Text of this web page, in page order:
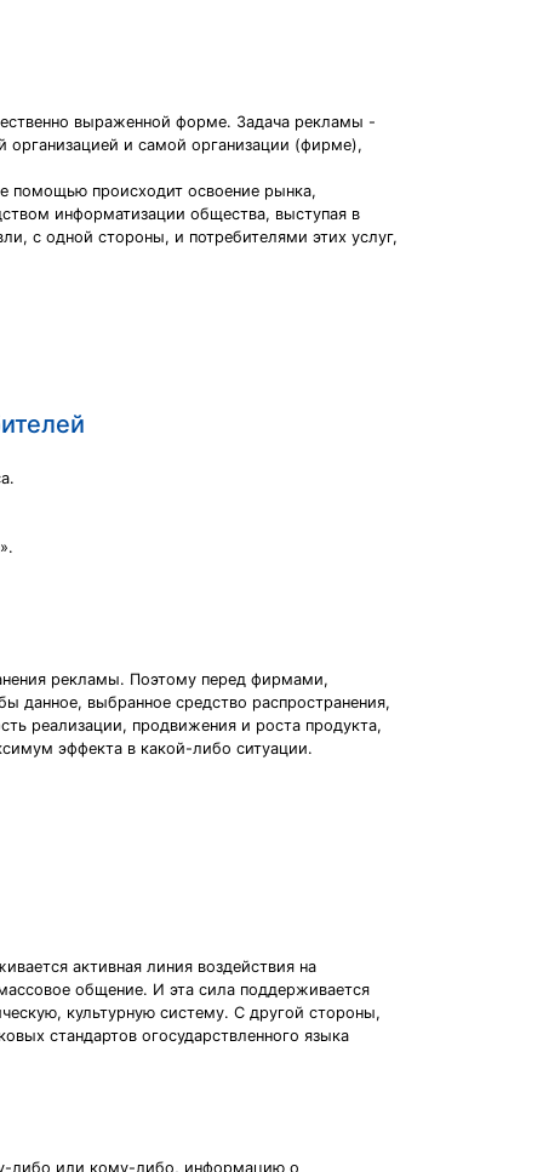
выраженной форме. Задача рекламы -
организацией и самой организации (фирме),
помощью происходит освоение рынка,
информатизации общества, выступая в
с одной стороны, и потребителями этих услуг,
рекламы. Поэтому перед фирмами,
данное, выбранное средство распространения,
реализации, продвижения и роста продукта,
эффекта в какой-либо ситуации.
активная линия воздействия на
общение. И эта сила поддерживается
культурную систему. С другой стороны,
стандартов огосударствленного языка
либо или кому-либо, информацию о